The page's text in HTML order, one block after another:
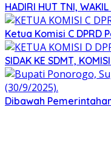
HADIRI HUT TNI,
Ketua Komisi C
SIDAK KE SDMT,
Dibawah